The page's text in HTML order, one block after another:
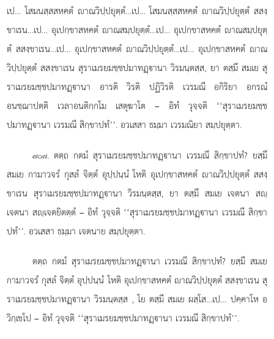
เป… โสมนสฺสสหคตํ าณวิปฺปยุตฺตํ…เป… โสมนสฺสสหคตําณวิปฺปยุตฺตํ สสงฺ
ขาเรน…เป… อุเปกฺขาสหคตํ าณสมฺปยุตฺตํ…เป… อุเปกฺขาสหคตํ าณสมฺปยุตฺ
ตํ สสงฺขาเรน…เป… อุเปกฺขาสหคตํ าณวิปฺปยุตฺตํ…เป… อุเปกฺขาสหคตํ าณ
วิปฺปยุตฺตํ สสงฺขาเรน สุราเมรยมชฺชปมาทฏฺานา วิรมนฺตสฺส, ยา ตสฺมึ สมเย สุ
ราเมรยมชฺชปมาทฏฺานา อารติ วิรติ ปฏิวิรติ เวรมณี อกิริยา อกรณํ
อนชฺฌาปตฺติ เวลาอนติกฺกโม เสตุฆาโต – อิทํ วุจฺจติ ‘‘สุราเมรยมชฺช
ปมาทฏฺานา เวรมณี สิกฺขาปทํ’’. อวเสสา ธมฺมา เวรมณิยา สมฺปยุตฺตา.
๗๐๗. ตตฺถ กตมํ สุราเมรยมชฺชปมาทฏฺานา เวรมณี สิกฺขาปทํ? ยสฺมึ
สมเย กามาวจรํ กุสลํ จิตฺตํ อุปฺปนฺนํ โหติ อุเปกฺขาสหคตํ าณวิปฺปยุตฺตํ สสงฺ
ขาเรน สุราเมรยมชฺชปมาทฏฺานา วิรมนฺตสฺส, ยา ตสฺมึ สมเย เจตนา สฺ
เจตนา สฺเจตยิตตฺตํ – อิทํ วุจฺจติ ‘‘สุราเมรยมชฺชปมาทฏฺานา เวรมณี สิกฺขา
ปทํ’’. อวเสสา ธมฺมา เจตนาย สมฺปยุตฺตา.
ตตฺถ กตมํ สุราเมรยมชฺชปมาทฏฺานา เวรมณี สิกฺขาปทํ? ยสฺมึ สมเย
กามาวจรํ กุสลํ จิตฺตํ อุปฺปนฺนํ โหติ อุเปกฺขาสหคตํ าณวิปฺปยุตฺตํ สสงฺขาเรน สุ
ราเมรยมชฺชปมาทฏฺานา วิรมนฺตสฺส , โย ตสฺมึ สมเย ผสฺโส…เป… ปคฺคาโห อ
วิกฺเขโป – อิทํ วุจฺจติ ‘‘สุราเมรยมชฺชปมาทฏฺานา เวรมณี สิกฺขาปทํ’’.